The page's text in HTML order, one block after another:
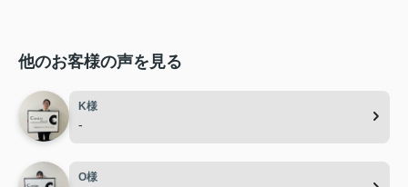
他のお客様の声を見る
K様
-
O様